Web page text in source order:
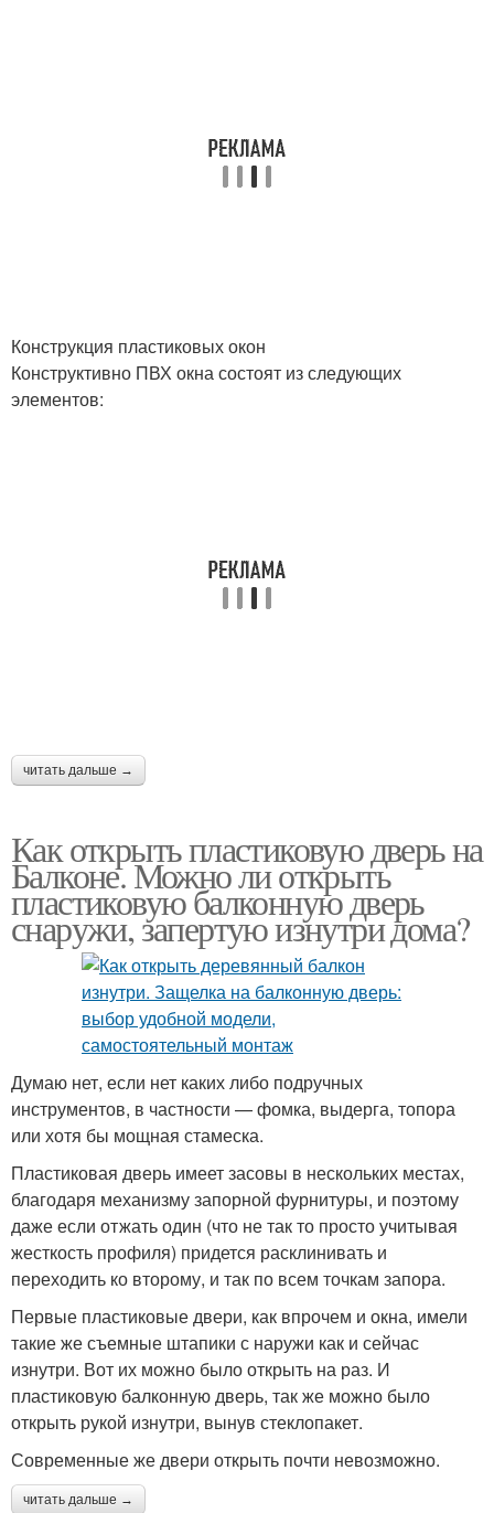
Конструкция пластиковых окон
Конструктивно ПВХ окна состоят из следующих
элементов:
читать дальше →
Как открыть пластиковую дверь на
Балконе. Можно ли открыть
пластиковую балконную дверь
снаружи, запертую изнутри дома?
Думаю нет, если нет каких либо подручных
инструментов, в частности — фомка, выдерга, топора
или хотя бы мощная стамеска.
Пластиковая дверь имеет засовы в нескольких местах,
благодаря механизму запорной фурнитуры, и поэтому
даже если отжать один (что не так то просто учитывая
жесткость профиля) придется расклинивать и
переходить ко второму, и так по всем точкам запора.
Первые пластиковые двери, как впрочем и окна, имели
такие же съемные штапики с наружи как и сейчас
изнутри. Вот их можно было открыть на раз. И
пластиковую балконную дверь, так же можно было
открыть рукой изнутри, вынув стеклопакет.
Современные же двери открыть почти невозможно.
читать дальше →